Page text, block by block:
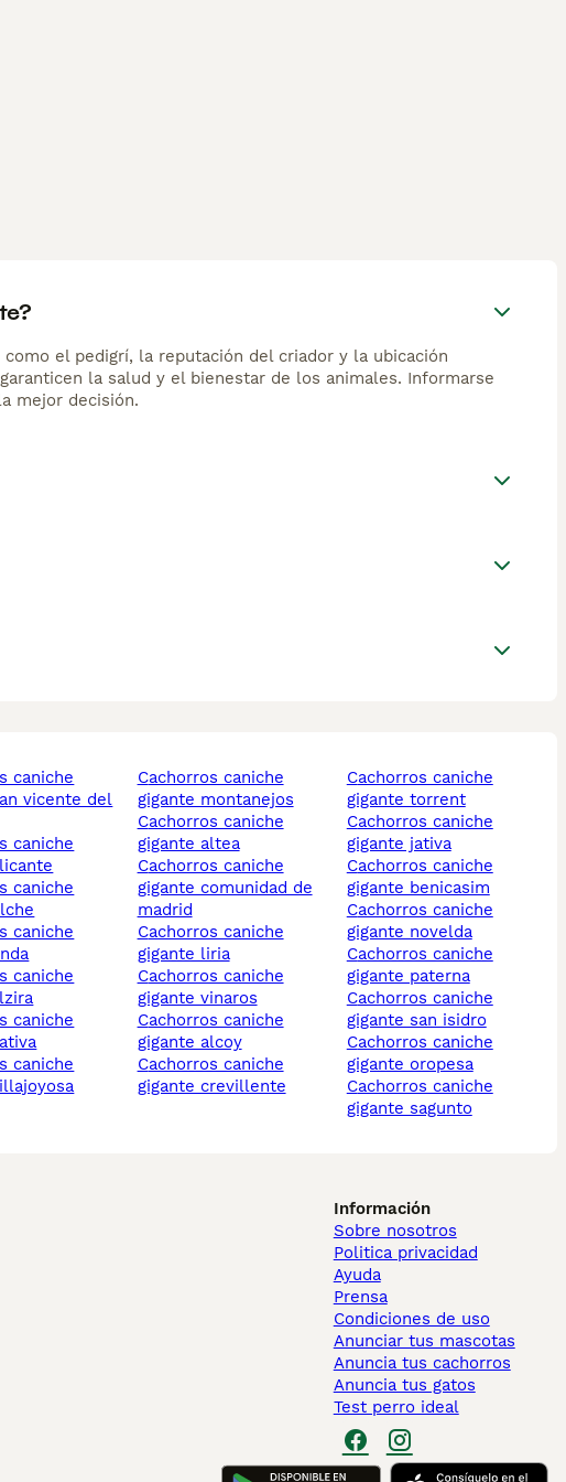
el pedigrí, la reputación del criador y la ubicación
la salud y el bienestar de los animales. Informarse
mejor decisión.
vicente del
cachorros caniche
gigante montanejos
cachorros caniche
gigante altea
cachorros caniche
gigante comunidad de
madrid
cachorros caniche
gigante liria
cachorros caniche
gigante vinaros
cachorros caniche
gigante alcoy
cachorros caniche
gigante crevillente
cachorros caniche
gigante torrent
cachorros caniche
gigante jativa
cachorros caniche
gigante benicasim
cachorros caniche
gigante novelda
cachorros caniche
gigante paterna
cachorros caniche
gigante san isidro
cachorros caniche
gigante oropesa
cachorros caniche
gigante sagunto
Información
Sobre nosotros
Politica privacidad
Ayuda
Prensa
Condiciones de uso
Anunciar tus mascotas
Anuncia tus cachorros
Anuncia tus gatos
Test perro ideal